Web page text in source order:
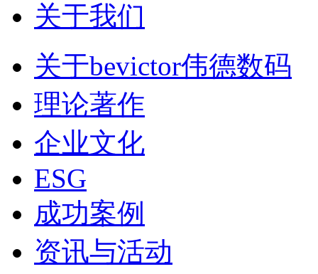
关于我们
关于bevictor伟德数码
理论著作
企业文化
ESG
成功案例
资讯与活动